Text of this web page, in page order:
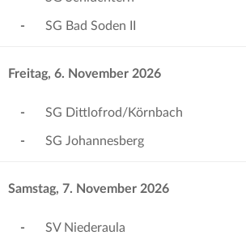
- SG Bad Soden II
Freitag, 6. November 2026
-
-
SG Dittlofrod/Körnbach
SG Johannesberg
Samstag, 7. November 2026
- SV Niederaula